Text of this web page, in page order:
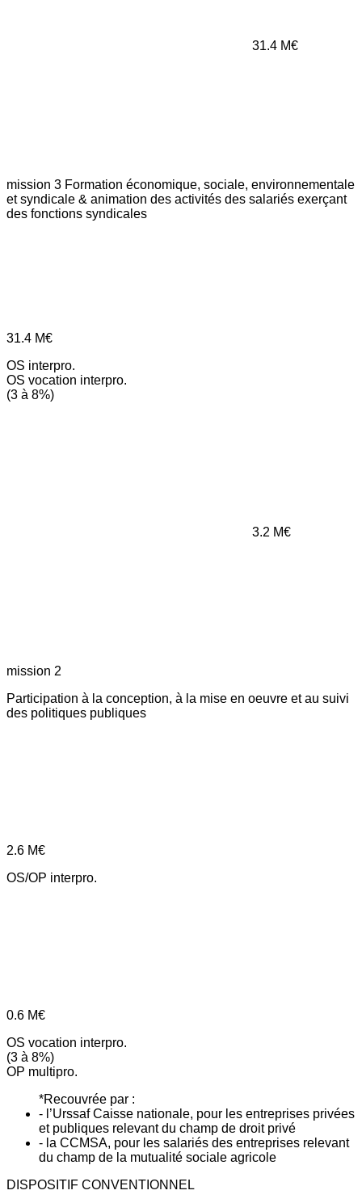
31.4 M€
mission 3 Formation économique, sociale, environnementale
et syndicale & animation des activités des salariés exerçant
des fonctions syndicales
31.4 M€
OS interpro.
OS vocation interpro.
(3 à 8%)
3.2 M€
mission 2
Participation à la conception, à la mise en oeuvre et au suivi
des politiques publiques
2.6 M€
OS/OP interpro.
0.6 M€
OS vocation interpro.
(3 à 8%)
OP multipro.
*Recouvrée par :
- l’Urssaf Caisse nationale, pour les entreprises privées
et publiques relevant du champ de droit privé
- la CCMSA, pour les salariés des entreprises relevant
du champ de la mutualité sociale agricole
DISPOSITIF CONVENTIONNEL